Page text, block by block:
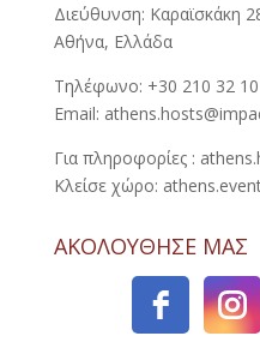
Διεύθυνση: Καραϊσκάκη
Αθήνα, Ελλάδα
Τηλέφωνο: +30 210 32
Email:
Για πληροφορίες :
Κλείσε χώρο:
ΑΚΟΛΟΥΘΗΣΕ ΜΑΣ